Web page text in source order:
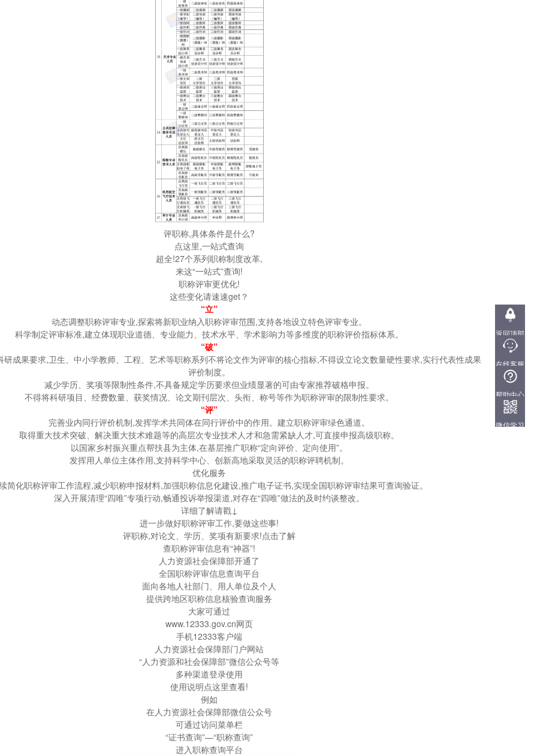
返回顶部
在线客服
QQ:
3101449455
帮助中心
微信学习
评职称,具体条件是什么?
点这里,一站式查询
超全!27个系列职称制度改革,
来这“一站式”查询!
职称评审更优化!
这些变化请速速get？
“立”
动态调整职称评审专业,探索将新职业纳入职称评审范围,支持各地设立特色评审专业。
科学制定评审标准,建立体现职业道德、专业能力、技术水平、学术影响力等多维度的职称评价指标体系。
“破”
研成果要求,卫生、中小学教师、工程、艺术等职称系列不将论文作为评审的核心指标,不得设立论文数量硬性要求,实行代表性成果
评价制度。
减少学历、奖项等限制性条件,不具备规定学历要求但业绩显著的可由专家推荐破格申报。
不得将科研项目、经费数量、获奖情况、论文期刊层次、头衔、称号等作为职称评审的限制性要求。
“评”
完善业内同行评价机制,发挥学术共同体在同行评价中的作用。建立职称评审绿色通道。
取得重大技术突破、解决重大技术难题等的高层次专业技术人才和急需紧缺人才,可直接申报高级职称。
以国家乡村振兴重点帮扶县为主体,在基层推广职称“定向评价、定向使用”。
发挥用人单位主体作用,支持科学中心、创新高地采取灵活的职称评聘机制。
优化服务
简化职称评审工作流程,减少职称申报材料,加强职称信息化建设,推广电子证书,实现全国职称评审结果可查询验证。
深入开展清理“四唯”专项行动,畅通投诉举报渠道,对存在“四唯”做法的及时约谈整改。
详细了解请戳↓
进一步做好职称评审工作,要做这些事!
评职称,对论文、学历、奖项有新要求!点击了解
查职称评审信息有“神器”!
人力资源社会保障部开通了
全国职称评审信息查询平台
面向各地人社部门、用人单位及个人
提供跨地区职称信息核验查询服务
大家可通过
www.12333.gov.cn网页
手机12333客户端
人力资源社会保障部门户网站
“人力资源和社会保障部”微信公众号等
多种渠道登录使用
使用说明点这里查看!
例如
在人力资源社会保障部微信公众号
可通过访问菜单栏
“证书查询”—“职称查询”
进入职称查询平台